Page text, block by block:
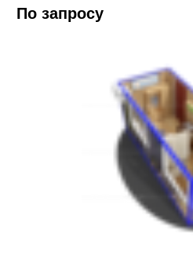
По запросу